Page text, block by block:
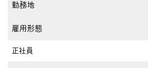
勤務地
雇用形態
正社員